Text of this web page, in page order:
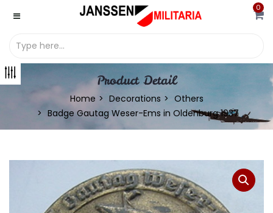
0
Product Detail
Home Decorations
Others
Badge Gautag Weser-Ems in Oldenburg 1937